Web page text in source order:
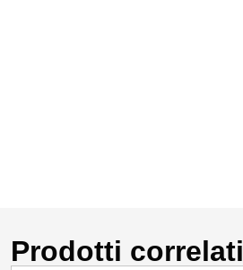
Prodotti correlati